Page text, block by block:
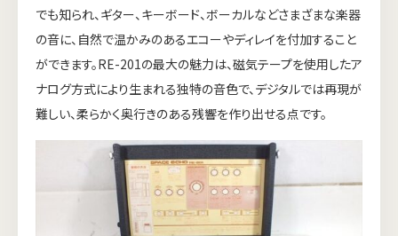
でも知られ、ギター、キーボード、ボーカルなどさまざまな楽器
の音に、自然で温かみのあるエコーやディレイを付加すること
ができます。RE-201の最大の魅力は、磁気テープを使用したア
ナログ方式により生まれる独特の音色で、デジタルでは再現が
難しい、柔らかく奥行きのある残響を作り出せる点です。